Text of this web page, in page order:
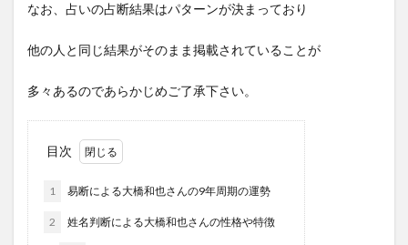
なお、占いの占断結果はパターンが決まっており
他の人と同じ結果がそのまま掲載されていることが
多々あるのであらかじめご了承下さい。
目次
1 易断による大橋和也さんの9年周期の運勢
2 姓名判断による大橋和也さんの性格や特徴